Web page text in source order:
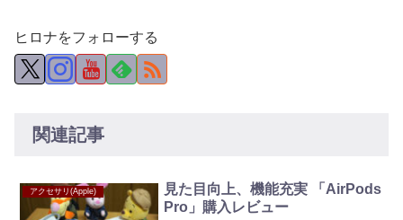
ヒロナをフォローする
関連記事
アクセサリ(Apple)
見た目向上、機能充実 「AirPods
Pro」購入レビュー